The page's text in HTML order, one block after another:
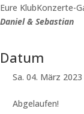
Eure KlubKonzerte-
Daniel & Sebastian
Datum
Sa. 04. März 2023
Abgelaufen!